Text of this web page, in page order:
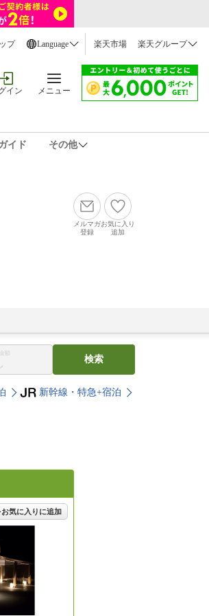
プ Language 楽天市場 楽天グループ
イン メニュー
イド その他
メルマガ
登録
お気に入り
追加
額
検索
新幹線・特急+宿泊
気に入りに追加